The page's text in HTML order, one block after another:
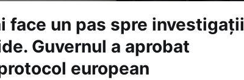
face un pas spre investigații
Guvernul a aprobat
european